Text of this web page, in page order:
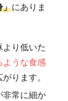
」にありま
より低いた
ような食感
がります。
非常に細か